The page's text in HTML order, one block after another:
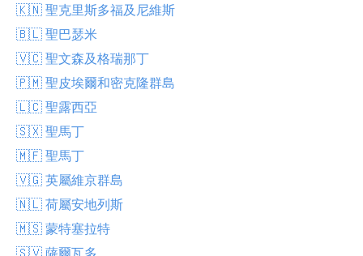
🇰🇳 聖克里斯多福及尼維斯
🇧🇱 聖巴瑟米
🇻🇨 聖文森及格瑞那丁
🇵🇲 聖皮埃爾和密克隆群島
🇱🇨 聖露西亞
🇸🇽 聖馬丁
🇲🇫 聖馬丁
🇻🇬 英屬維京群島
🇳🇱 荷屬安地列斯
🇲🇸 蒙特塞拉特
🇸🇻 薩爾瓦多